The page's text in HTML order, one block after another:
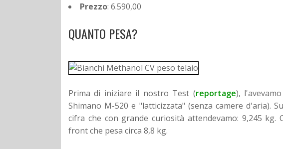
Prezzo: 6.590,00
QUANTO PESA?
Prima di iniziare il nostro Test (reportage),
Shimano M-520 e "latticizzata" (senza camere d'aria).
cifra che con grande curiosità attendevamo: 9,245 kg.
front che pesa circa 8,8 kg.